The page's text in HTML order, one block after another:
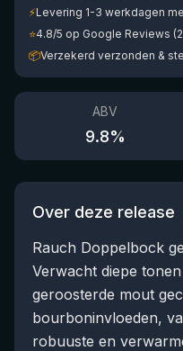
⚡Levering 1-3 werkdagen
⭐4.8/5 op Google Reviews
📦Verzekerd verzonden &
ABV
9.8%
Over deze release
Rauch Doppelbock
Verwacht diepe
geroosterde mout
bourboninvloeden,
robuuste en